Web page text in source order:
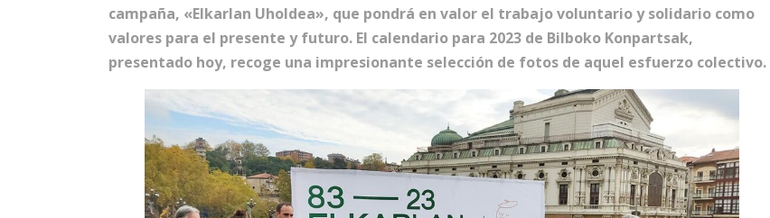
campaña, «Elkarlan Uholdea», que pondrá en valor el trabajo voluntario y solidario como
valores para el presente y futuro. El calendario para 2023 de Bilboko Konpartsak,
presentado hoy, recoge una impresionante selección de fotos de aquel esfuerzo colectivo.